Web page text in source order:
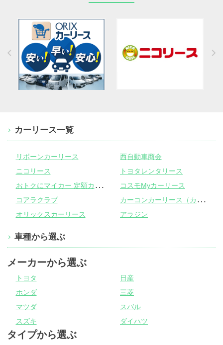
カーリース一覧
リボーンカーリース
西自動車商会
ニコリース
トヨタレンタリース
お
トクにマイカー 定額カルモくん
コスモMyカーリース
コアラクラブ
カ
ーコンカーリース（カーコンビニ倶楽部）
オリックスカーリース アラジン
車種から選ぶ
メーカーから選ぶ
トヨタ
日産
ホンダ
三菱
マツダ
スバル
スズキ
ダイハツ
タイプから選ぶ